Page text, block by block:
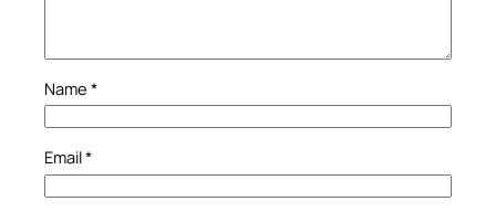
Name *
Email*